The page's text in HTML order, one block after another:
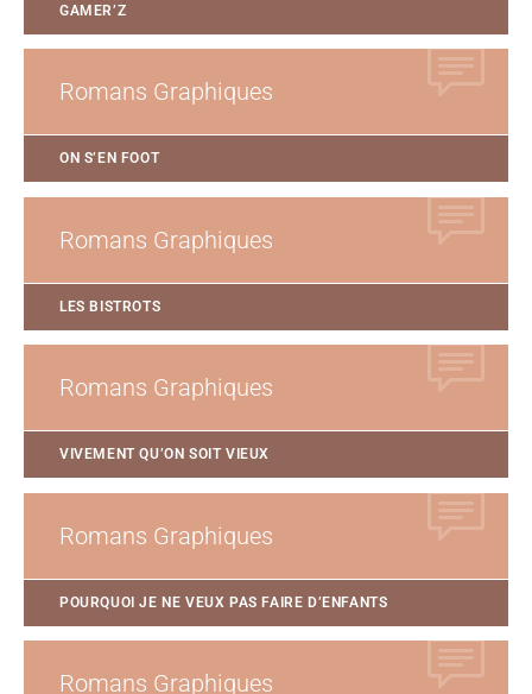
GAMER’Z
Romans Graphiques
ON S’EN FOOT
Romans Graphiques
LES BISTROTS
Romans Graphiques
VIVEMENT QU’ON SOIT VIEUX
Romans Graphiques
POURQUOI JE NE VEUX PAS FAIRE D’ENFANTS
Romans Graphiques